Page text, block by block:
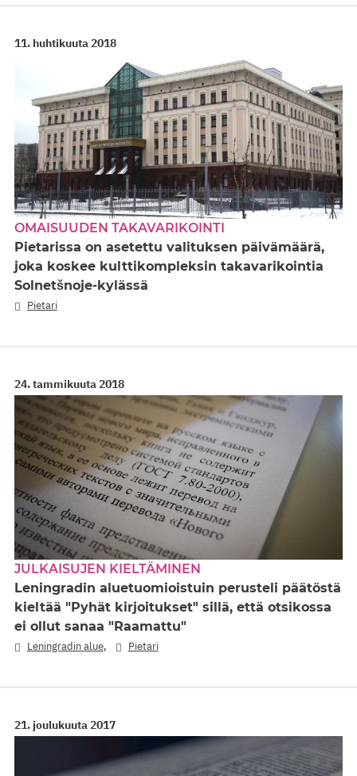
11. huhtikuuta 2018
OMAISUUDEN TAKAVARIKOINTI
Pietarissa on asetettu valituksen päivämäärä,
joka koskee kulttikompleksin takavarikointia
Solnetšnoje-kylässä
Pietari
24. tammikuuta 2018
JULKAISUJEN KIELTÄMINEN
Leningradin aluetuomioistuin perusteli päätöstä
kieltää "Pyhät kirjoitukset" sillä, että otsikossa
ei ollut sanaa "Raamattu"
Leningradin alue, Pietari
21. joulukuuta 2017